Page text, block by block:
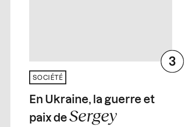
SOCIÉTÉ
En Ukraine, la guerre et
paix de Sergey